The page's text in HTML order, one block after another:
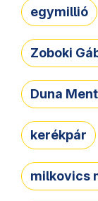
egymillió
Zoboki
Duna
kerékpár
milkovics